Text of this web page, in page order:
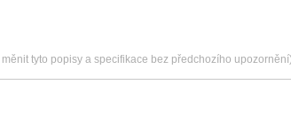
tyto popisy a specifikace bez předchozího